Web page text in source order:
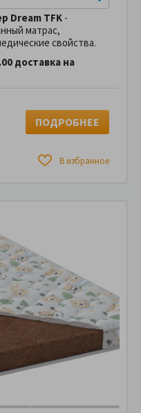
Dream TFK -
матрас,
свойства.
доставка на
В избранное
ПОДРОБНЕЕ